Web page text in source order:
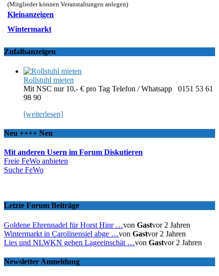
(Mitglieder können Veranstaltungen anlegen)
Kleinanzeigen
Wintermarkt
Zufallsanzeigen
Rollstuhl mieten
Mit NSC nur 10,- € pro Tag Telefon / Whatsapp 0151 53 61
98 90
[weiterlesen]
Neu ++++ Neu
Mit anderen Usern im Forum Diskutieren
Freie FeWo anbieten
Suche FeWo
Letzte Forum Beiträge
Goldene Ehrennadel für Horst Hinr …von Gastvor 2 Jahren
Wintermarkt in Carolinensiel abge …von Gastvor 2 Jahren
Lies und NLWKN geben Lageeinschät …von Gastvor 2 Jahren
Newsletter Anmeldung